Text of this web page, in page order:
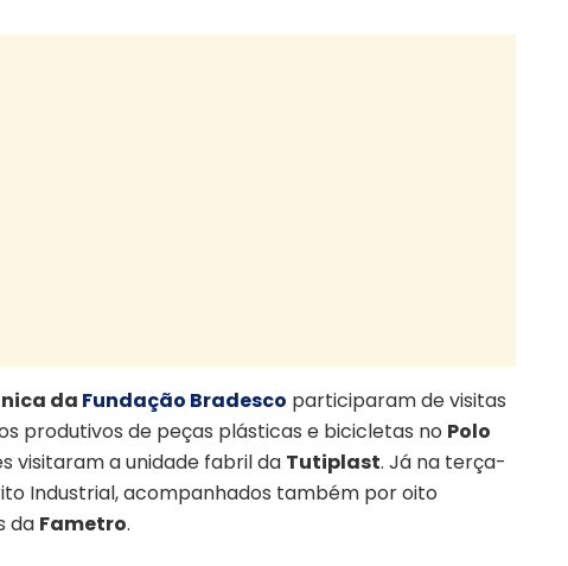
da Fundação Bradesco participaram de visitas
produtivos de peças plásticas e bicicletas no Polo
visitaram a unidade fabril da Tutiplast. Já na terça-
Industrial, acompanhados também por oito
da Fametro.